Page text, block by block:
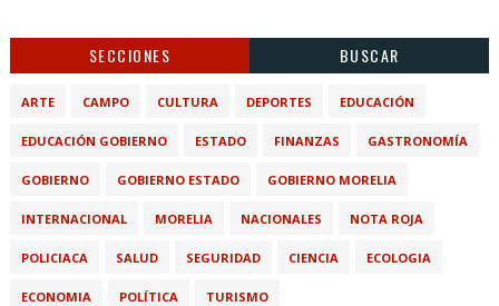
SECCIONES BUSCAR
ARTE CAMPO CULTURA DEPORTES EDUCACIÓN
EDUCACIÓN GOBIERNO ESTADO FINANZAS GASTRONOMÍA
GOBIERNO GOBIERNO ESTADO GOBIERNO MORELIA
INTERNACIONAL MORELIA NACIONALES NOTA ROJA
POLICIACA SALUD SEGURIDAD CIENCIA ECOLOGIA
ECONOMIA POLÍTICA TURISMO